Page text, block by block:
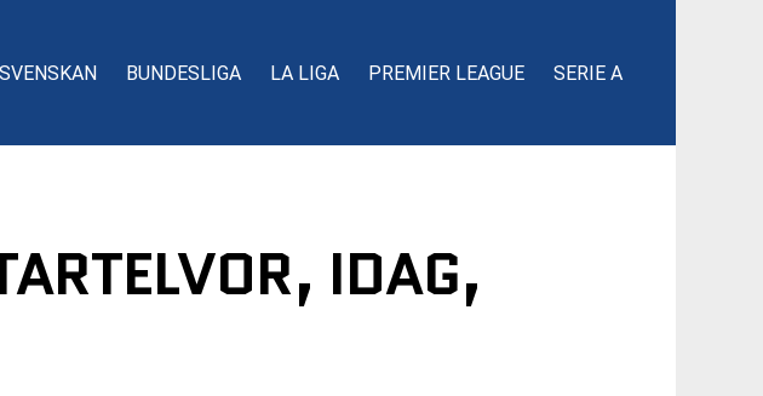
BUNDESLIGA LA LIGA PREMIER LEAGUE SERIE A
IDAG,